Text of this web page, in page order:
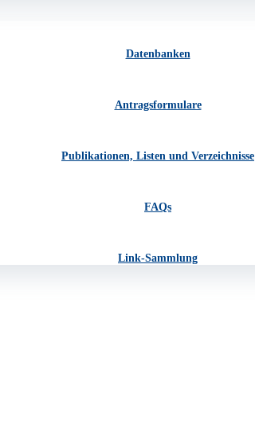
Datenbanken
Antragsformulare
Publikationen, Listen und Verzeichnisse
FAQs
Link-Sammlung